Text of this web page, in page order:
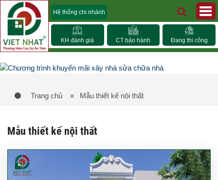
Hệ thống chi nhánh
KH đánh giá CT bảo hành Đang thi công
Trang chủ » Mẫu thiết kế nội thất
Mẫu thiết kế nội thất